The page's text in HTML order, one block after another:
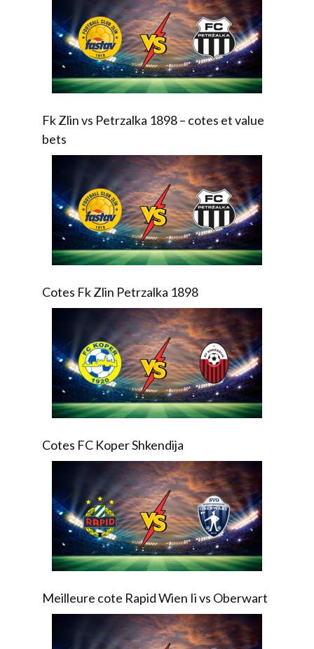
Fk Zlin vs Petrzalka 1898 – cotes et value
bets
Cotes Fk Zlin Petrzalka 1898
Cotes FC Koper Shkendija
Meilleure cote Rapid Wien Ii vs Oberwart